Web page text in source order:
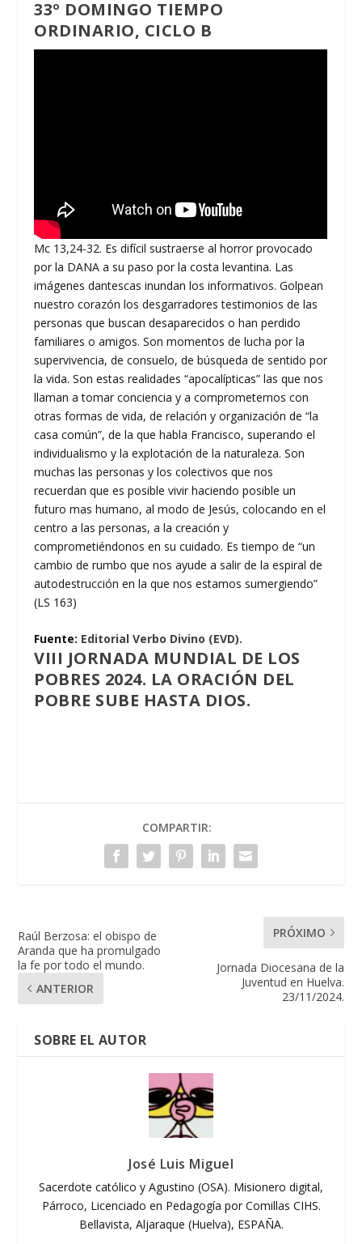
33º DOMINGO TIEMPO
ORDINARIO, CICLO B
Mc 13,24-32. Es difícil sustraerse al horror provocado
por la DANA a su paso por la costa levantina. Las
imágenes dantescas inundan los informativos. Golpean
nuestro corazón los desgarradores testimonios de las
personas que buscan desaparecidos o han perdido
familiares o amigos. Son momentos de lucha por la
supervivencia, de consuelo, de búsqueda de sentido por
la vida. Son estas realidades “apocalípticas” las que nos
llaman a tomar conciencia y a comprometernos con
otras formas de vida, de relación y organización de “la
casa común”, de la que habla Francisco, superando el
individualismo y la explotación de la naturaleza. Son
muchas las personas y los colectivos que nos
recuerdan que es posible vivir haciendo posible un
futuro mas humano, al modo de Jesús, colocando en el
centro a las personas, a la creación y
comprometiéndonos en su cuidado. Es tiempo de “un
cambio de rumbo que nos ayude a salir de la espiral de
autodestrucción en la que nos estamos sumergiendo”
(LS 163)
Fuente: Editorial Verbo Divino (EVD).
VIII JORNADA MUNDIAL DE LOS
POBRES 2024. LA ORACIÓN DEL
POBRE SUBE HASTA DIOS.
COMPARTIR:
Raúl Berzosa: el obispo de
Aranda que ha promulgado
la fe por todo el mundo.
ANTERIOR
PRÓXIMO
Jornada Diocesana de la
Juventud en Huelva.
23/11/2024.
SOBRE EL AUTOR
José Luis Miguel
Sacerdote católico y Agustino (OSA). Misionero digital,
Párroco, Licenciado en Pedagogía por Comillas CIHS.
Bellavista, Aljaraque (Huelva), ESPAÑA.